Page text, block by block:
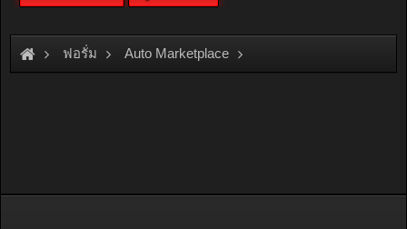
ฟอรั่ม Auto Marketplace